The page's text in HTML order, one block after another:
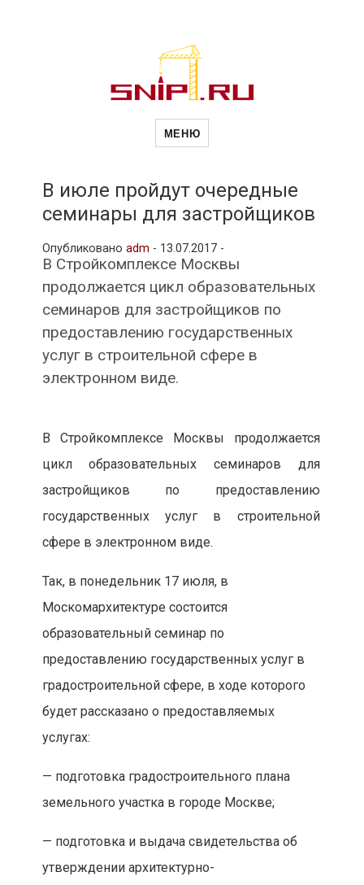
Новости
и
рубрики
МЕНЮ
В июле пройдут очередные
семинары для застройщиков
Опубликовано adm - 13.07.2017 -
В Стройкомплексе Москвы
продолжается цикл образовательных
семинаров для застройщиков по
предоставлению государственных
услуг в строительной сфере в
электронном виде.
В Стройкомплексе Москвы продолжается
цикл образовательных семинаров для
застройщиков по предоставлению
государственных услуг в строительной
сфере в электронном виде.
Так, в понедельник 17 июля, в
Москомархитектуре состоится
образовательный семинар по
предоставлению государственных услуг в
градостроительной сфере, в ходе которого
будет рассказано о предоставляемых
услугах:
— подготовка градостроительного плана
земельного участка в городе Москве;
— подготовка и выдача свидетельства об
утверждении архитектурно-